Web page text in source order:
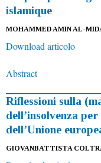
islamique
MOHAMMED AMIN AL-
Download articolo
Abstract
Riflessioni sulla
dell’insolvenza
dell’Unione
GIOVANBATTISTA